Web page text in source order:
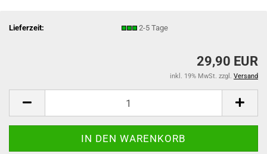
Lieferzeit: 2-5 Tage
29,90 EUR
inkl. 19% MwSt. zzgl. Versand